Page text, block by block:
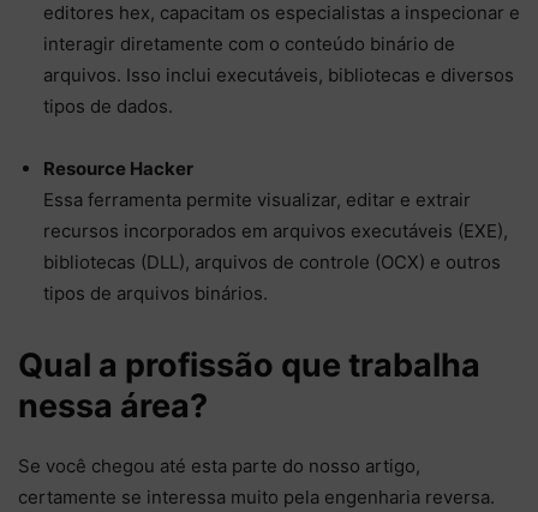
editores hex, capacitam os especialistas a inspecionar e
interagir diretamente com o conteúdo binário de
arquivos. Isso inclui executáveis, bibliotecas e diversos
tipos de dados.
Resource Hacker
Essa ferramenta permite visualizar, editar e extrair
recursos incorporados em arquivos executáveis (EXE),
bibliotecas (DLL), arquivos de controle (OCX) e outros
tipos de arquivos binários.
Qual a profissão que trabalha
nessa área?
Se você chegou até esta parte do nosso artigo,
certamente se interessa muito pela engenharia reversa.